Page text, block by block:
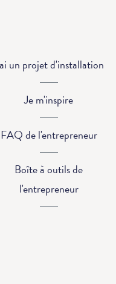
un projet d'installation
Je m'inspire
FAQ de l'entrepreneur
Boîte à outils de
l'entrepreneur